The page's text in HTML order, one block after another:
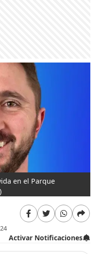
en el Parque
Activar Notificaciones